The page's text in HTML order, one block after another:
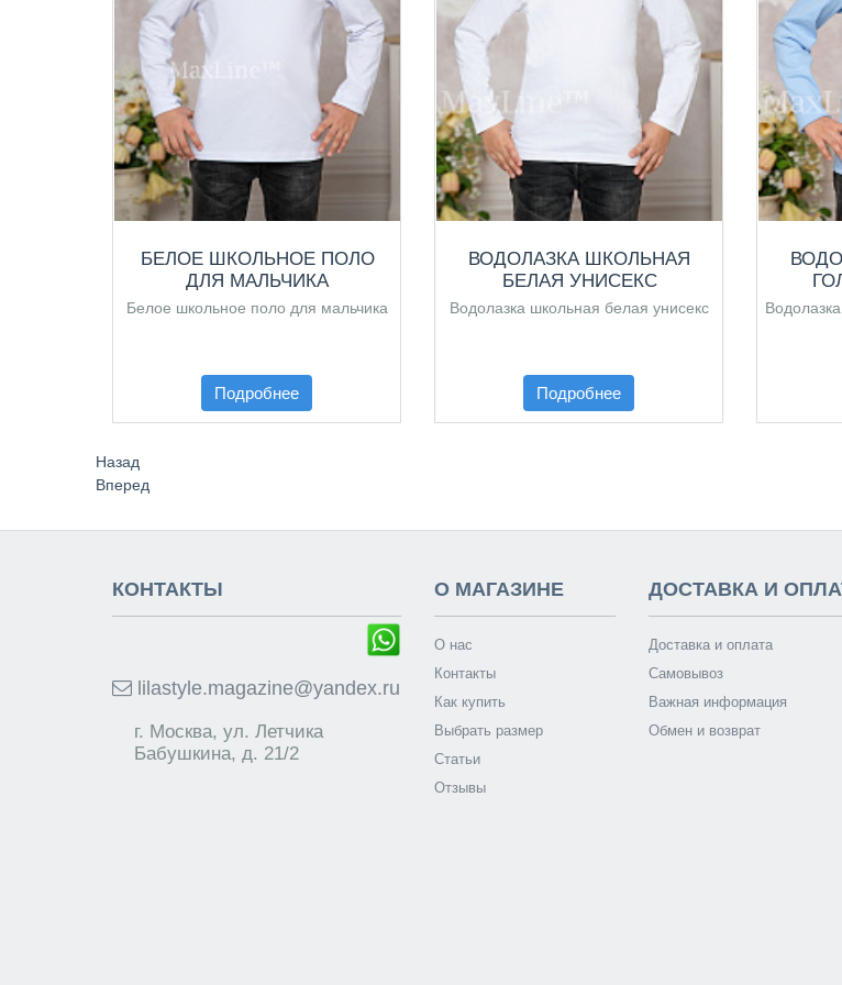
БЕЛОЕ ШКОЛЬНОЕ ПОЛО
ДЛЯ МАЛЬЧИКА
Белое школьное поло для мальчика
Подробнее
ВОДОЛАЗКА ШКОЛЬНАЯ
БЕЛАЯ УНИСЕКС
Водолазка школьная белая унисекс
Подробнее
Назад
Вперед
КОНТАКТЫ
lilastyle.magazine@yandex.ru
г. Москва, ул. Летчика
Бабушкина, д. 21/2
О МАГАЗИНЕ
О нас
Контакты
Как купить
Выбрать размер
Статьи
Отзывы
ДОСТАВКА И
Доставка и оплата
Самовывоз
Важная информация
Обмен и возврат